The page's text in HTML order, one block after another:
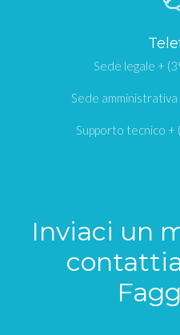
Sede legale +
Sede amministrativa
Supporto tecnico +
Inviaci un